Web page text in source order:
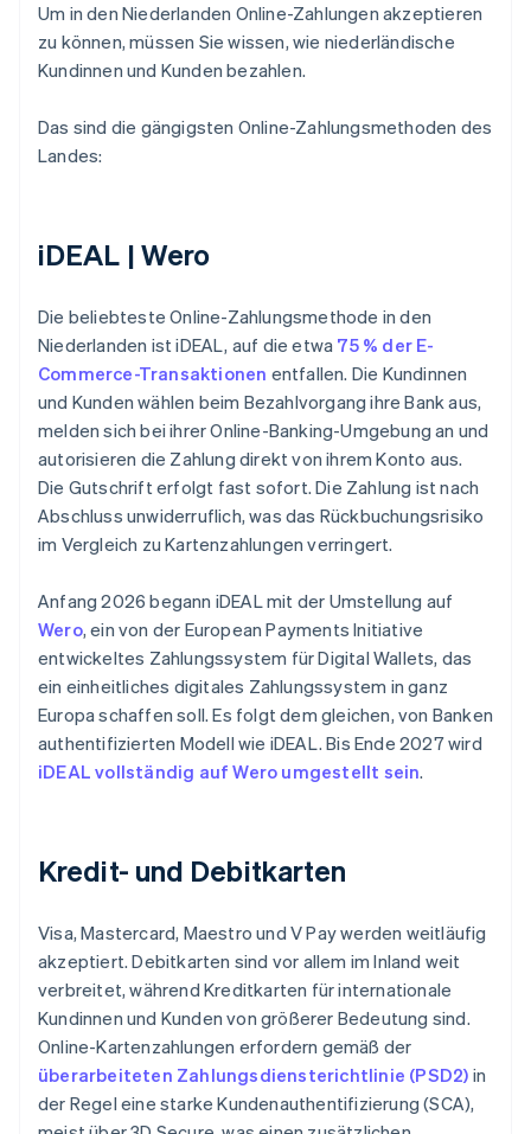
Um in den Niederlanden Online-Zahlungen akzeptieren
zu können, müssen Sie wissen, wie niederländische
Kundinnen und Kunden bezahlen.
Das sind die gängigsten Online-Zahlungsmethoden des
Landes:
iDEAL | Wero
Die beliebteste Online-Zahlungsmethode in den
Niederlanden ist iDEAL, auf die etwa 75 % der E-
Commerce-Transaktionen entfallen. Die Kundinnen
und Kunden wählen beim Bezahlvorgang ihre Bank aus,
melden sich bei ihrer Online-Banking-Umgebung an und
autorisieren die Zahlung direkt von ihrem Konto aus.
Die Gutschrift erfolgt fast sofort. Die Zahlung ist nach
Abschluss unwiderruflich, was das Rückbuchungsrisiko
im Vergleich zu Kartenzahlungen verringert.
Anfang 2026 begann iDEAL mit der Umstellung auf
Wero, ein von der European Payments Initiative
entwickeltes Zahlungssystem für Digital Wallets, das
ein einheitliches digitales Zahlungssystem in ganz
Europa schaffen soll. Es folgt dem gleichen, von Banken
authentifizierten Modell wie iDEAL. Bis Ende 2027 wird
iDEAL vollständig auf Wero umgestellt sein.
Kredit- und Debitkarten
Visa, Mastercard, Maestro und V Pay werden weitläufig
akzeptiert. Debitkarten sind vor allem im Inland weit
verbreitet, während Kreditkarten für internationale
Kundinnen und Kunden von größerer Bedeutung sind.
Online-Kartenzahlungen erfordern gemäß der
überarbeiteten Zahlungsdiensterichtlinie (PSD2) in
der Regel eine starke Kundenauthentifizierung (SCA),